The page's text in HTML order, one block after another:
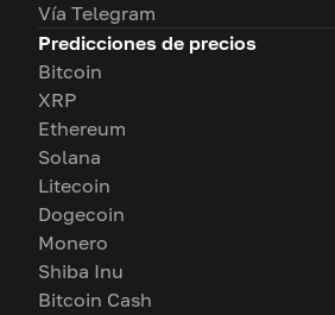
Vía Telegram
Predicciones de precios
Bitcoin
XRP
Ethereum
Solana
Litecoin
Dogecoin
Monero
Shiba Inu
Bitcoin Cash